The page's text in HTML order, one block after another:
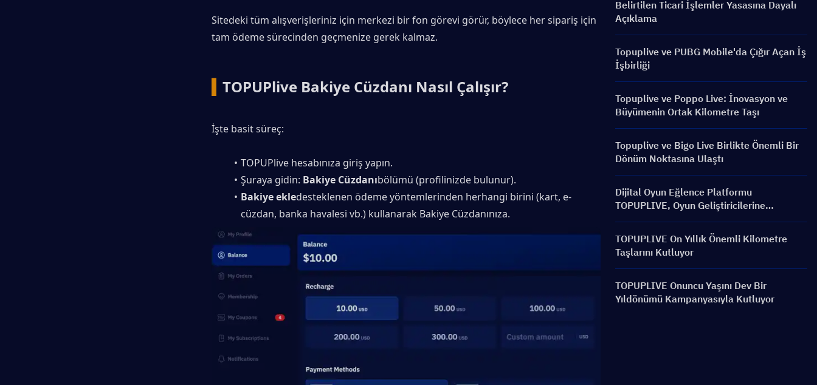
Sitedeki tüm alışverişleriniz için merkezi bir fon görevi görür, böylece her sipariş için
tam ödeme sürecinden geçmenize gerek kalmaz.
TOPUPlive Bakiye Cüzdanı Nasıl Çalışır?
İşte basit süreç:
TOPUPlive hesabınıza giriş yapın.
Şuraya gidin: Bakiye Cüzdanıbölümü (profilinizde bulunur).
Bakiye ekledesteklenen ödeme yöntemlerinden herhangi birini (kart, e-
cüzdan, banka havalesi vb.) kullanarak Bakiye Cüzdanınıza.
Belirtilen Ticari İşlemler Yasasına Dayalı
Açıklama
Topuplive ve PUBG Mobile'da Çığır Açan İş
İşbirliği
Topuplive ve Poppo Live: İnovasyon ve
Büyümenin Ortak Kilometre Taşı
Topuplive ve Bigo Live Birlikte Önemli Bir
Dönüm Noktasına Ulaştı
Dijital Oyun Eğlence Platformu
TOPUPLIVE, Oyun Geliştiricilerine
Küreselleşme Gücü Veriyor
TOPUPLIVE On Yıllık Önemli Kilometre
Taşlarını Kutluyor
TOPUPLIVE Onuncu Yaşını Dev Bir
Yıldönümü Kampanyasıyla Kutluyor